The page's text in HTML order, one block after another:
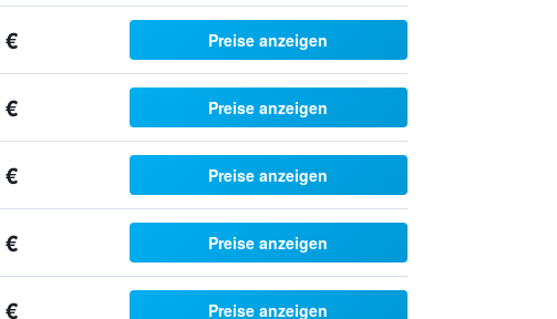
€ Preise anzeigen
€ Preise anzeigen
€ Preise anzeigen
Preise anzeigen
Preise anzeigen